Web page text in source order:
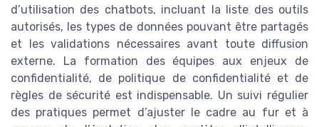
d’utilisation des chatbots, incluant la liste des outils
autorisés, les types de données pouvant être partagés
et les validations nécessaires avant toute diffusion
externe. La formation des équipes aux enjeux de
confidentialité, de politique de confidentialité et de
règles de sécurité est indispensable. Un suivi régulier
des pratiques permet d’ajuster le cadre au fur et à